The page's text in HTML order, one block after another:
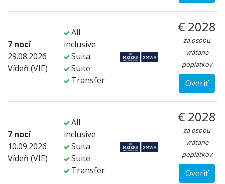
7 nocí
29.08.2026
Vídeň (VIE)
All
inclusive
Suita
Suite
Transfer
€ 2028
za osobu
vrátane
poplatkov
Overiť
7 nocí
10.09.2026
Vídeň (VIE)
All
inclusive
Suita
Suite
Transfer
€ 2028
za osobu
vrátane
poplatkov
Overiť